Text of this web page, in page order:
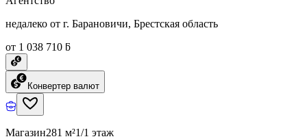
недалеко от г. Барановичи, Брестская область
от 1 038 710 ƃ
Конвертер валют
Магазин281 м²1/1 этаж